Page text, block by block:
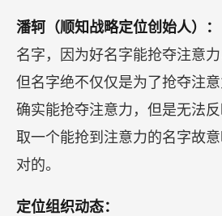
潘轲（顺知战略定位创始人）：
名字，因为好名字能抢夺注意力
但名字绝不仅仅是为了抢夺注
确实能抢夺注意力，但是无法
取一个能抢到注意力的名字故
对的。
定位组织动态：